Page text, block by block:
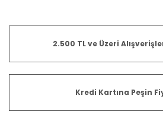
2.500 TL ve Üzeri
Kredi Kartına Peşin